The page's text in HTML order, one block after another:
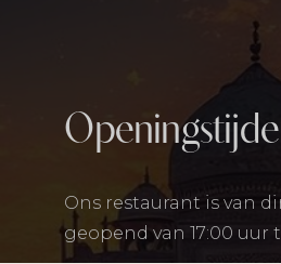
Ons restaurant is van
geopend van 17:00 uur